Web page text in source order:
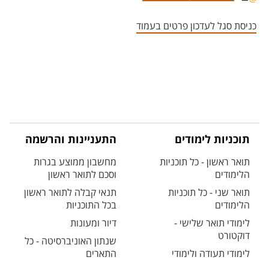
כניסת סגל לעדכון פרטים בעמוד
תוכניות לימודים
תואר ראשון - כל תוכניות
הלימודים
תואר שני - כל תוכניות
הלימודים
לימודי תואר שלישי -
דוקטורט
לימודי תעודה ולימודי
התעניינות והרשמה
מחשבון ממוצע בגרות
וסכם לתואר ראשון
תנאי קבלה לתואר ראשון
בכל התוכניות
דיור ומעונות
שנתון האוניברסיטה - כל
התארים